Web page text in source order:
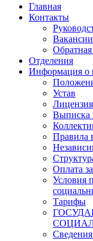
Главная
Контакты
Вакансии
Обратная
Отделения
Информация о
Устав
Лицензия
Выписка
Правила
Оплата
Условия
Тарифы